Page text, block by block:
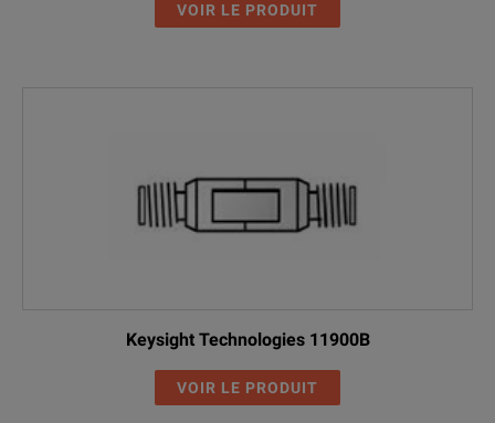
VOIR LE PRODUIT
Keysight Technologies 11900B
VOIR LE PRODUIT